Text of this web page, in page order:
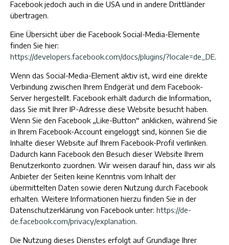
Facebook jedoch auch in die USA und in andere Drittländer
übertragen.
Eine Übersicht über die Facebook Social-Media-Elemente
finden Sie hier:
https://developers.facebook.com/docs/plugins/?locale=de_DE.
Wenn das Social-Media-Element aktiv ist, wird eine direkte
Verbindung zwischen Ihrem Endgerät und dem Facebook-
Server hergestellt. Facebook erhält dadurch die Information,
dass Sie mit Ihrer IP-Adresse diese Website besucht haben.
Wenn Sie den Facebook „Like-Button“ anklicken, während Sie
in Ihrem Facebook-Account eingeloggt sind, können Sie die
Inhalte dieser Website auf Ihrem Facebook-Profil verlinken.
Dadurch kann Facebook den Besuch dieser Website Ihrem
Benutzerkonto zuordnen. Wir weisen darauf hin, dass wir als
Anbieter der Seiten keine Kenntnis vom Inhalt der
übermittelten Daten sowie deren Nutzung durch Facebook
erhalten. Weitere Informationen hierzu finden Sie in der
Datenschutzerklärung von Facebook unter: https://de-
de.facebook.com/privacy/explanation.
Die Nutzung dieses Dienstes erfolgt auf Grundlage Ihrer